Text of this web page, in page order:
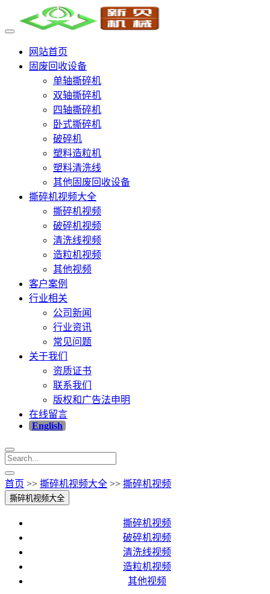
网站首页
固废回收设备
单轴撕碎机
双轴撕碎机
四轴撕碎机
卧式撕碎机
破碎机
塑料造粒机
塑料清洗线
其他固废回收设备
撕碎机视频大全
撕碎机视频
破碎机视频
清洗线视频
造粒机视频
其他视频
客户案例
行业相关
公司新闻
行业资讯
常见问题
关于我们
资质证书
联系我们
版权和广告法申明
在线留言
English
首页 >> 撕碎机视频大全 >> 撕碎机视频
撕碎机视频大全
撕碎机视频
破碎机视频
清洗线视频
造粒机视频
其他视频